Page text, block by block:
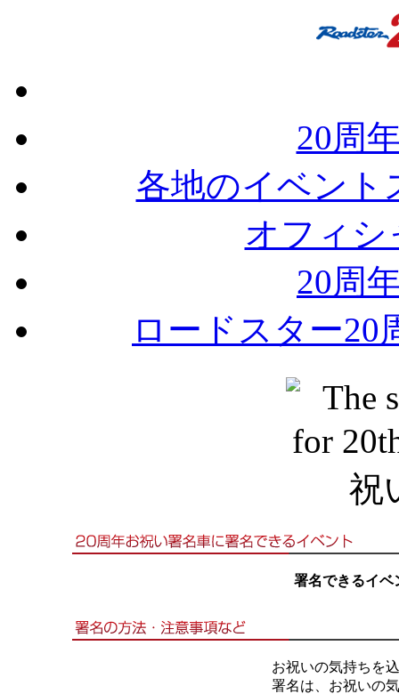
20周
各地のイベント
オフィシ
20周
ロードスター20
署名できるイベ
お祝いの気持ちを
署名は、お祝いの